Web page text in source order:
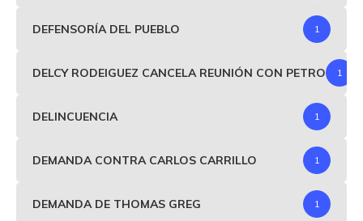
DEFENSORÍA DEL PUEBLO 1
DELCY RODEIGUEZ CANCELA REUNIÓN CON PETRO 1
DELINCUENCIA 1
DEMANDA CONTRA CARLOS CARRILLO 1
DEMANDA DE THOMAS GREG 1